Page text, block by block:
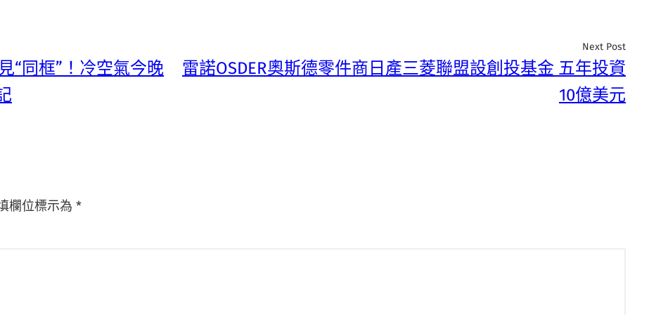
“同框”！冷空氣今晚
Next Post
雷諾OSDER奧斯德零件商日產三菱聯盟設創投基金 五年投資
10億美元
欄位標示為 *